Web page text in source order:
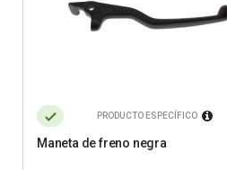
PRODUCTO ESPECÍFICO
Maneta de freno negra